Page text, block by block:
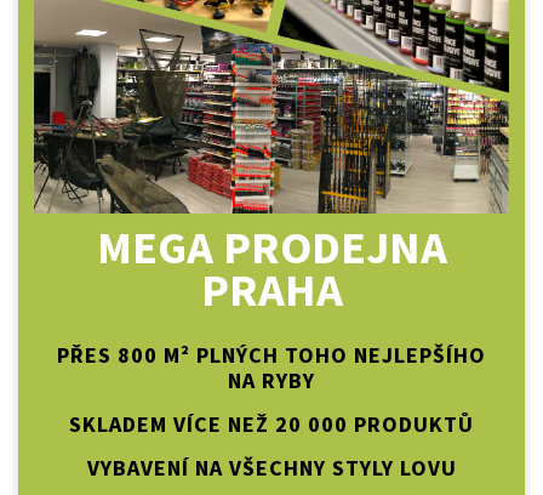
MEGA PRODEJNA
PRAHA
PŘES 800 M² PLNÝCH TOHO NEJLEPŠÍHO
NA RYBY
SKLADEM VÍCE NEŽ 20 000 PRODUKTŮ
VYBAVENÍ NA VŠECHNY STYLY LOVU